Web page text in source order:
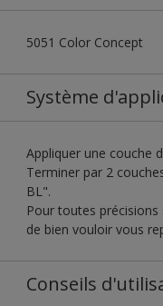
5051 Color Concept
Système
Appliquer une couche
Terminer par 2
BL".
Pour toutes
de bien vouloir vous
Conseils